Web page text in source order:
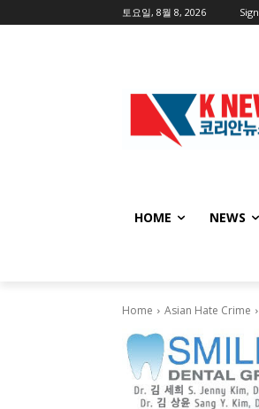
토요일, 8월 8, 2026
HOME NEWS
Home Asian Hate Crime